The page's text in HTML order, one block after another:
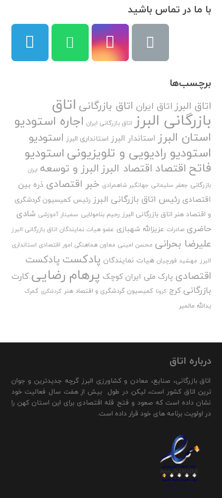
با ما در تماس باشید
برچسب‌ها
اتاق البرزاتاق ایران اتاق بازرگانی اتاق
بازرگانی البرز اتاق بازرگانی ایران اجاره استودیو
استان البرز استاندار البرز استانداری البرز استودیو
استودیو رادیویی و تلویزیونیاستودیو
فاتح اقتصاد اقتصاد البرزالبرز و توسعه ایران
بازرگانی جعفر سلیمانی جهانگیر شاهمرادی خبر اقتصادی ذره بین
اقتصادی رئیس اتاق بازرگانی البرز رئیس کمیسیون گردشگری
و اقتصاد هنر اتاق بازرگانی البرز رحیم بنامولایی سمینار آموزشی شادی
حاضری صادرات عزیزالله شهبازی عضو هیات نمایندگان اتاق بازرگانی البرز
علیرضا بحرانی محسن امینی معاون هماهنگی امور اقتصادی استانداری
البرز مهشید قورچیان هیات نمایندگان پادکست پادکست
اقتصادی پارک ملی ایران کوچک پرهام رضایی کارت
بازرگانی کرج کرونا کمیسیون گردشگری و اقتصاد هنر گردشگری گمرک
یدالله مالمیر
درباره اتاق
اتاق بازرگانی، صنایع، معادن و کشاورزی البرز گرچه جدیدترین و جوان
ترین اتاق کشور است، لیکن در طول بیش از هفت سال فعالیت خود
نشان داده است که صعود و فتح قله اقتصادی برای این استان کهن را
در اولویت برنامه های خود قرار داده است.